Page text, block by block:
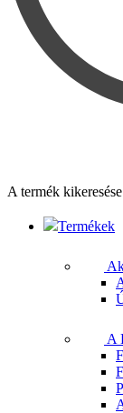
A termék
Termékek
A